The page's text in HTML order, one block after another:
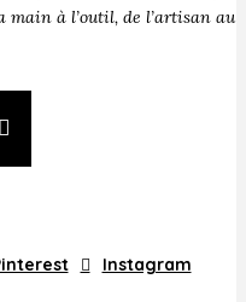
à l’outil, de l’artisan au
Instagram